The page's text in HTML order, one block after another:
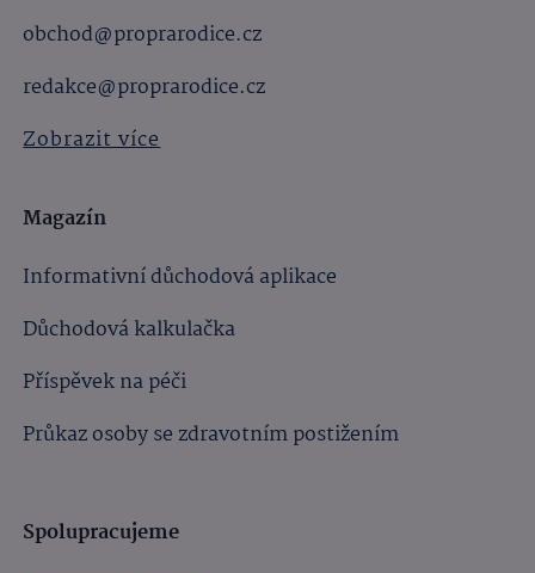
obchod@proprarodice.cz
redakce@proprarodice.cz
Zobrazit více
Magazín
Informativní důchodová aplikace
Důchodová kalkulačka
Příspěvek na péči
Průkaz osoby se zdravotním postižením
Spolupracujeme